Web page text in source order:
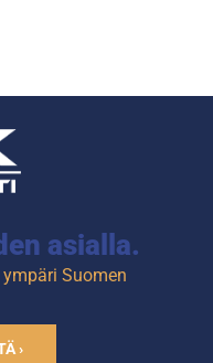
asialla.
Suomen
›